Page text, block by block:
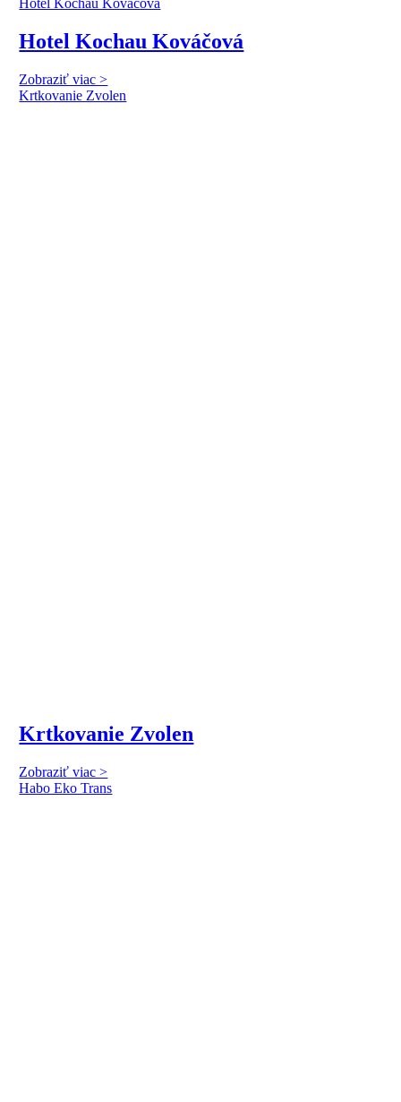
Hotel Kochau Kováčová
Zobraziť viac >
Krtkovanie Zvolen
Krtkovanie Zvolen
Zobraziť viac >
Habo Eko Trans